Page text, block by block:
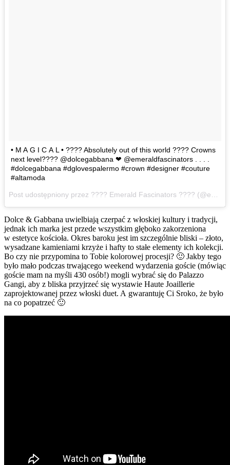
• M A G I C A L • ???? Absolutely out of this world ???? Crowns
next level???? @dolcegabbana ❤ @emeraldfascinators . . . .
#dolcegabbana #dglovespalermo #crown #designer #couture
#altamoda
Dolce & Gabbana uwielbiają czerpać z włoskiej kultury i tradycji,
jednak ich marka jest przede wszystkim głęboko zakorzeniona
w estetyce kościoła. Okres baroku jest im szczególnie bliski – złoto,
wysadzane kamieniami krzyże i hafty to stałe elementy ich kolekcji.
Bo czy nie przypomina to Tobie kolorowej procesji? 🙂 Jakby tego
było mało podczas trwającego weekend wydarzenia goście (mówiąc
goście mam na myśli 430 osób!) mogli wybrać się do Palazzo
Gangi, aby z bliska przyjrzeć się wystawie Haute Joaillerie
zaprojektowanej przez włoski duet. A gwarantuję Ci Sroko, że było
na co popatrzeć 🙂